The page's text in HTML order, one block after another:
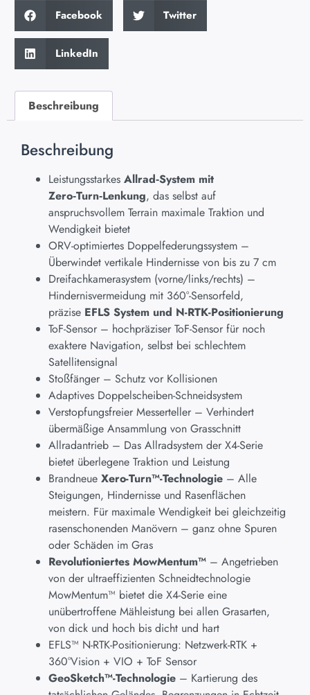
Facebook Twitter
LinkedIn
Beschreibung
Beschreibung
Leistungsstarkes Allrad‑System mit
Zero‑Turn‑Lenkung, das selbst auf
anspruchsvollem Terrain maximale Traktion und
Wendigkeit bietet
ORV-optimiertes Doppelfederungssystem –
Überwindet vertikale Hindernisse von bis zu 7 cm
Dreifachkamerasystem (vorne/links/rechts) –
Hindernisvermeidung mit 360°-Sensorfeld,
präzise EFLS System und N-RTK-Positionierung
ToF-Sensor – hochpräziser ToF-Sensor für noch
exaktere Navigation, selbst bei schlechtem
Satellitensignal
Stoßfänger – Schutz vor Kollisionen
Adaptives Doppelscheiben-Schneidsystem
Verstopfungsfreier Messerteller – Verhindert
übermäßige Ansammlung von Grasschnitt
Allradantrieb – Das Allradsystem der X4-Serie
bietet überlegene Traktion und Leistung
Brandneue Xero-Turn™-Technologie – Alle
Steigungen, Hindernisse und Rasenflächen
meistern. Für maximale Wendigkeit bei gleichzeitig
rasenschonenden Manövern – ganz ohne Spuren
oder Schäden im Gras
Revolutioniertes MowMentum™ – Angetrieben
von der ultraeffizienten Schneidtechnologie
MowMentum™ bietet die X4-Serie eine
unübertroffene Mähleistung bei allen Grasarten,
von dick und hoch bis dicht und hart
EFLS™ N-RTK-Positionierung: Netzwerk-RTK +
360°Vision + VIO + ToF Sensor
GeoSketch™-Technologie – Kartierung des